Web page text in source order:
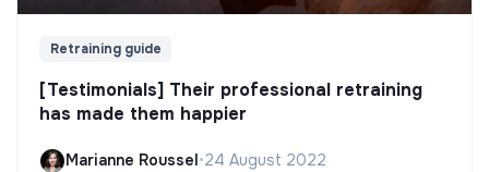
Retraining guide
[Testimonials] Their professional retraining
has made them happier
Marianne Roussel •24 August 2022